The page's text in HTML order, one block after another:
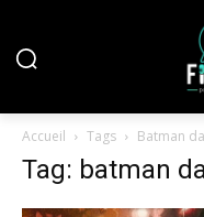
Accueil Tags Batman
Tag: batman